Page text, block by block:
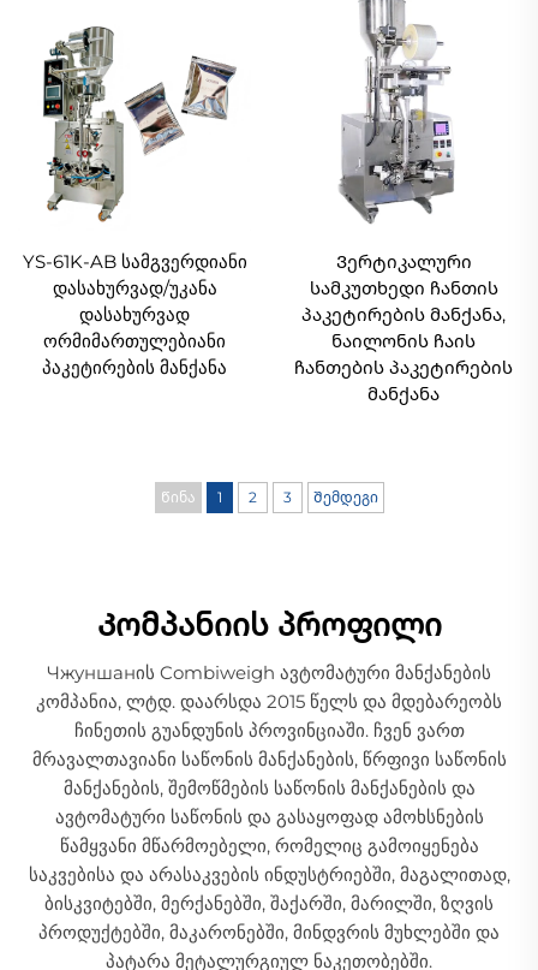
YS-61K-AB სამგვერდიანი
დასახურვად/უკანა
დასახურვად
ორმიმართულებიანი
პაკეტირების მანქანა
Ვერტიკალური
სამკუთხედი ჩანთის
პაკეტირების მანქანა,
ნაილონის ჩაის
ჩანთების პაკეტირების
მანქანა
Წინა 1 2 3 Შემდეგი
Კომპანიის პროფილი
Чжуншанის Combiweigh ავტომატური მანქანების
კომპანია, ლტდ. დაარსდა 2015 წელს და მდებარეობს
ჩინეთის გუანდუნის პროვინციაში. ჩვენ ვართ
მრავალთავიანი საწონის მანქანების, წრფივი საწონის
მანქანების, შემოწმების საწონის მანქანების და
ავტომატური საწონის და გასაყოფად ამოხსნების
წამყვანი მწარმოებელი, რომელიც გამოიყენება
საკვებისა და არასაკვების ინდუსტრიებში, მაგალითად,
ბისკვიტებში, მერქანებში, შაქარში, მარილში, ზღვის
პროდუქტებში, მაკარონებში, მინდვრის მუხლებში და
პატარა მეტალურგიულ ნაკეთობებში.